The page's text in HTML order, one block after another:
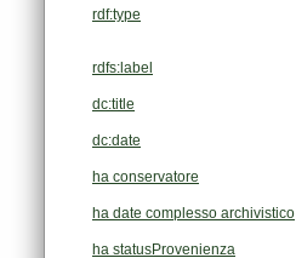
rdf:type
rdfs:label
dc:title
dc:date
ha conservatore
ha date complesso archivistico
ha statusProvenienza